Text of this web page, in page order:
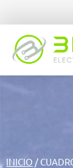
INICIO /